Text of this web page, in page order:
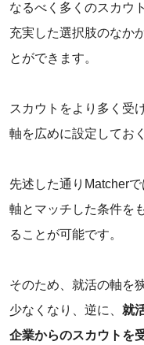
なるべく多くのスカウ
充実した選択肢のなか
とができます。
スカウトをより多く受
軸を広めに設定してお
先述した通りMatcher
軸とマッチした条件を
ることが可能です。
そのため、就活の軸を
少なくなり、逆に、 就
企業からのスカウトを